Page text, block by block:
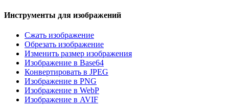
Инструменты для изображений
Сжать изображение
Обрезать изображение
Изменить размер изображения
Изображение в Base64
Конвертировать в JPEG
Изображение в PNG
Изображение в WebP
Изображение в AVIF